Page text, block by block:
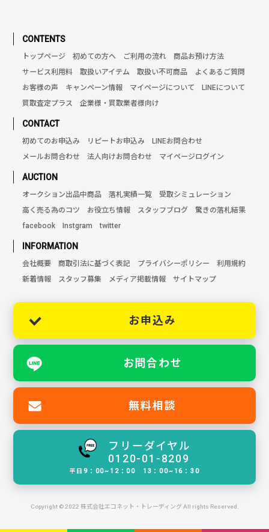
CONTENTS
トップページ 初めての方へ ご利用の流れ
商品お預け方法
サービス利用料
取扱いアイテム 取扱い不可商品
よくあるご質問
お客様の声
キャンペーン情報 マイページについて
LINEについて
買取査定プラス
企業様・買取業者様向け
CONTACT
初めてのお申込み リピートお申込み
LINEお問合わせ
メールお問合わせ
法人向けお問合わせ マイページログイン
AUCTION
オークション出品中商品 落札実績一覧
受取シミュレーション
高く売る為のコツ
お役立ち情報 スタッフブログ
驚きの落札結果
facebook
Instgram twitter
INFORMATION
会社概要 商取引法に基づく表記 プライバシーポリシー
利用規約
新着情報
スタッフ募集 メディア掲載情報 サイトマップ
お申込み
お問合わせ
無料相談
フリーダイヤル
0120-01-8209
平日9：00~12：00 13：00~16：30
Copyright © 2022 株式会社エコネット・トレーディング All rights Reserved.